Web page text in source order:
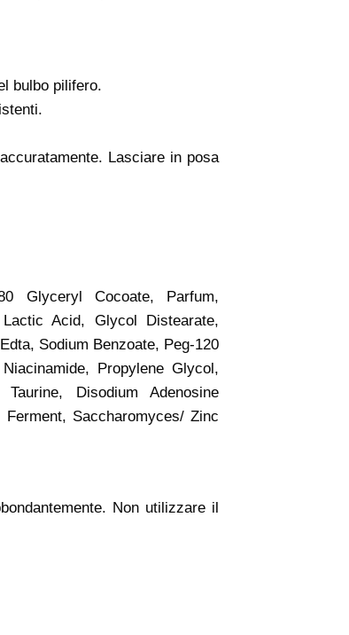
bulbo pilifero.
Lasciare in posa
Glyceryl Cocoate, Parfum,
Acid, Glycol Distearate,
Sodium Benzoate, Peg-120
Propylene Glycol,
Disodium Adenosine
Saccharomyces/ Zinc
Non utilizzare il